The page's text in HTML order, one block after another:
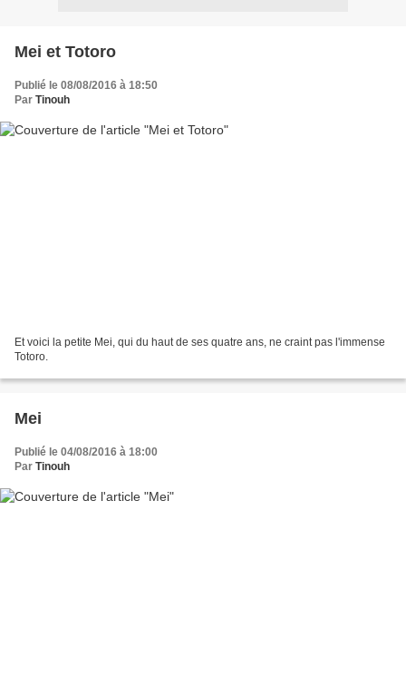
Mei et Totoro
Publié le 08/08/2016 à 18:50
Par Tinouh
Et voici la petite Mei, qui du haut de ses quatre ans, ne craint pas l'immense
Totoro.
Mei
Publié le 04/08/2016 à 18:00
Par Tinouh